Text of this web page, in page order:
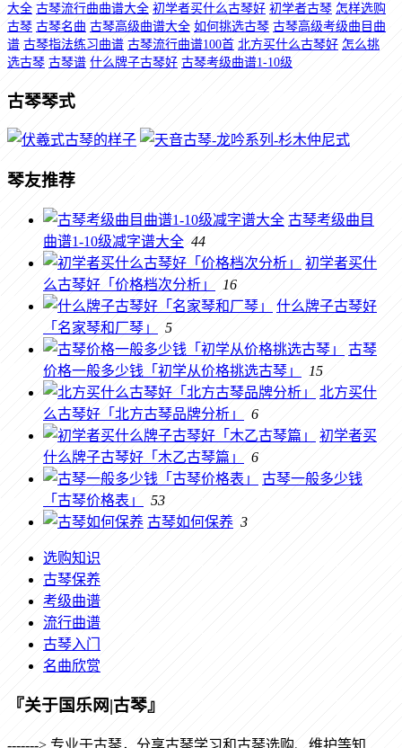
大全 古琴流行曲曲谱大全 初学者买什么古琴好 初学者古琴 怎样选购
古琴 古琴名曲 古琴高级曲谱大全 如何挑选古琴 古琴高级考级曲目曲
谱 古琴指法练习曲谱 古琴流行曲谱100首 北方买什么古琴好 怎么挑
选古琴 古琴谱 什么牌子古琴好 古琴考级曲谱1-10级
古琴琴式
琴友推荐
古琴考级曲目
曲谱1-10级减字谱大全 44
初学者买什
么古琴好「价格档次分析」
16
什么牌子古琴好
「名家琴和厂琴」
5
古琴
价格一般多少钱「初学从价格挑选古琴」
15
北方买什
么古琴好「北方古琴品牌分析」
6
初学者买
什么牌子古琴好「木乙古琴篇」
6
古琴一般多少钱
「古琴价格表」
53
古琴如何保养 3
选购知识
古琴保养
考级曲谱
流行曲谱
古琴入门
名曲欣赏
『关于国乐网|古琴』